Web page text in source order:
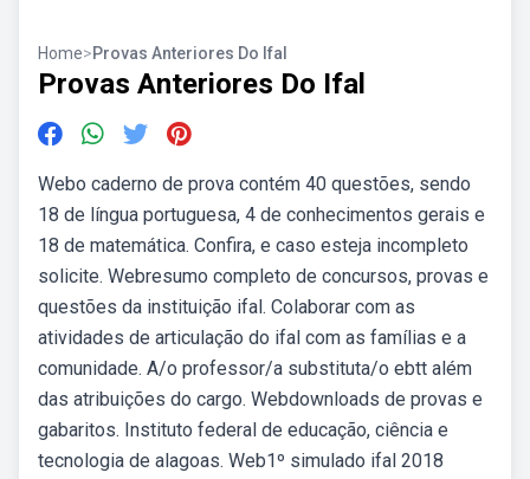
Home>Provas Anteriores Do Ifal
Provas Anteriores Do Ifal
Webo caderno de prova contém 40 questões, sendo
18 de língua portuguesa, 4 de conhecimentos gerais e
18 de matemática. Confira, e caso esteja incompleto
solicite. Webresumo completo de concursos, provas e
questões da instituição ifal. Colaborar com as
atividades de articulação do ifal com as famílias e a
comunidade. A/o professor/a substituta/o ebtt além
das atribuições do cargo. Webdownloads de provas e
gabaritos. Instituto federal de educação, ciência e
tecnologia de alagoas. Web1º simulado ifal 2018